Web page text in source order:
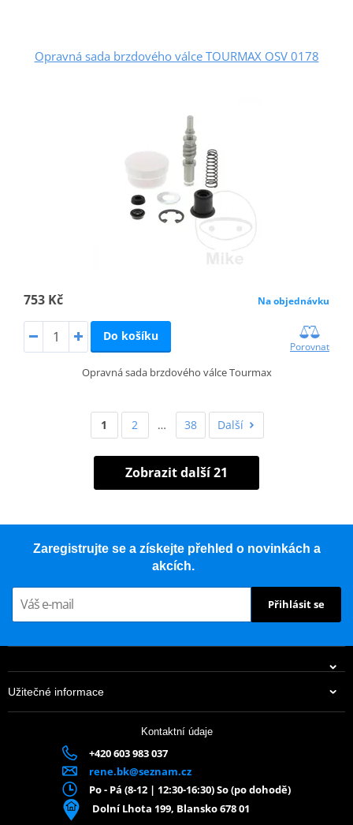
Opravná sada brzdového válce TOURMAX OSV 0178
753 Kč Na objednávku
Do košíku
Porovnat
Opravná sada brzdového válce Tourmax
1 2 … 38 Další
Zobrazit další 21
Zaregistrujte se a získejte přehled o novinkách a
akcích.
Přihlásit se
Užitečné informace
Kontaktní údaje
+420 603 983 037
rene.bk@seznam.cz
Po - Pá (8-12 | 12:30-16:30) So (po dohodě)
Dolní Lhota 199, Blansko 678 01